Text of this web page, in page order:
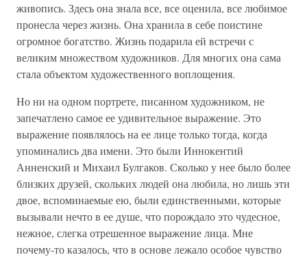
живопись. Здесь она знала все, все оценила, все любимое
пронесла через жизнь. Она хранила в себе поистине
огромное богатство. Жизнь подарила ей встречи с
великим множеством художников. Для многих она сама
стала объектом художественного воплощения.
Но ни на одном портрете, писанном художником, не
запечатлено самое ее удивительное выражение. Это
выражение появлялось на ее лице только тогда, когда
упоминались два имени. Это были Иннокентий
Анненский и Михаил Булгаков. Сколько у нее было более
близких друзей, скольких людей она любила, но лишь эти
двое, вспоминаемые ею, были единственными, которые
вызывали нечто в ее душе, что порождало это чудесное,
нежное, слегка отрешенное выражение лица. Мне
почему-то казалось, что в основе лежало особое чувство